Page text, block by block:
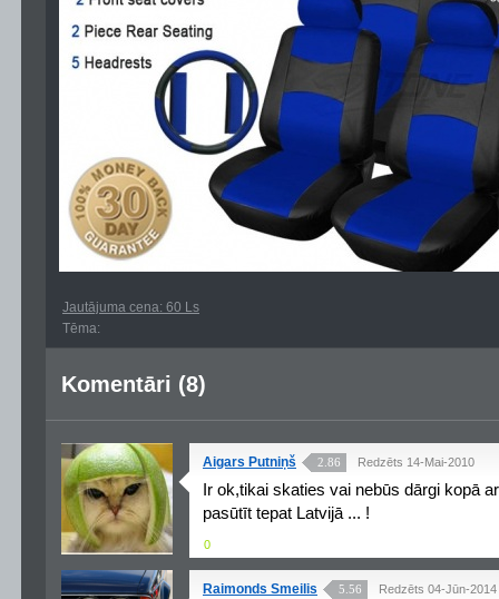
Jautājuma cena: 60 Ls
Tēma:
Komentāri (8)
Aigars Putniņš 2.86 Redzēts 14-Mai-2010
Ir ok,tikai skaties vai nebūs dārgi kopā
pasūtīt tepat Latvijā ... !
0
Raimonds Smeilis 5.56 Redzēts 04-Jūn-2014